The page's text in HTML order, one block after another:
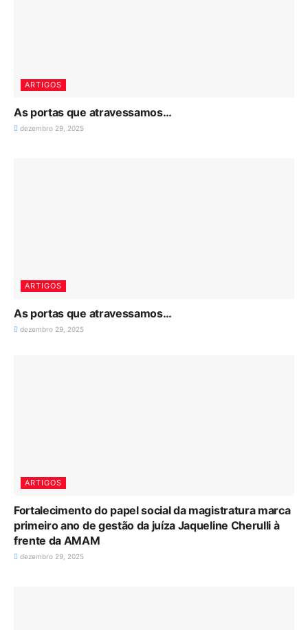
ARTIGOS
As portas que atravessamos…
dezembro 29, 2025
ARTIGOS
As portas que atravessamos…
dezembro 29, 2025
ARTIGOS
Fortalecimento do papel social da magistratura marca
primeiro ano de gestão da juíza Jaqueline Cherulli à
frente da AMAM
dezembro 29, 2025